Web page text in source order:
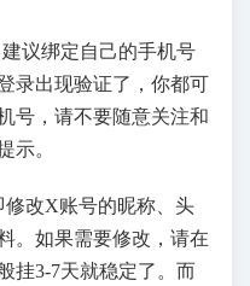
议绑定自己的手机号
录出现验证了，你都可
号，请不要随意关注和
示。
改X账号的昵称、头
。如果需要修改，请在
挂3-7天就稳定了。而